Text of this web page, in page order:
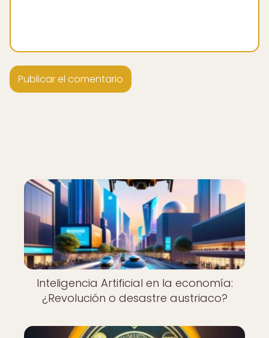
Inteligencia Artificial en la economía:
¿Revolución o desastre austriaco?